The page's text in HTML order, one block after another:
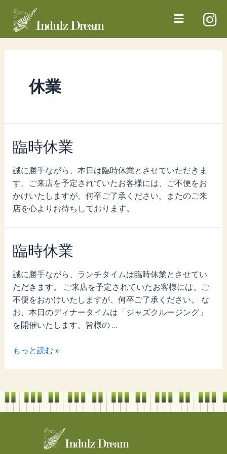
休業
臨時休業
誠に勝手ながら、本日は臨時休業とさせていただきま
す。ご来店を予定されていたお客様には、ご不便をお
かけいたしますが、何卒ご了承ください。またのご来
店を心よりお待ちしております。
臨時休業
誠に勝手ながら、ランチタイムは臨時休業とさせてい
ただきます。 ご来店を予定されていたお客様には、ご
不便をおかけいたしますが、何卒ご了承ください。 な
お、本日のディナータイムは「ジャズクルージング」
を開催いたします。皆様の …
もっと読む »